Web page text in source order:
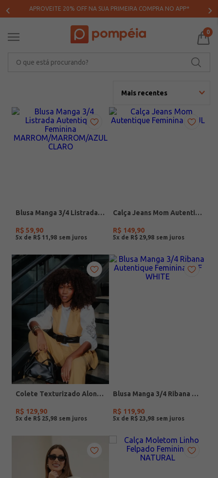
APROVEITE 20% OFF NA SUA PRIMEIRA COMPRA NO APP*
0
Mais recentes
Blusa Manga 3/4 Listrada Autentique Feminina MARROM/MARROM/AZUL CLARO
R$ 59,90
5x de R$ 11 98
Calça Jeans Mom Autentique Feminina AZUL
R$ 149,90
5x de R$ 29 98
Colete Texturizado Alongado Feminino AMARELO
R$ 129,90
5x de R$ 25 98
Blusa Manga 3/4 Ribana Autentique Feminina OFF WHITE
R$ 119,90
5x de R$ 23 98